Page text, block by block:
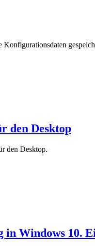
den Desktop
den Desktop.
Windows 10.